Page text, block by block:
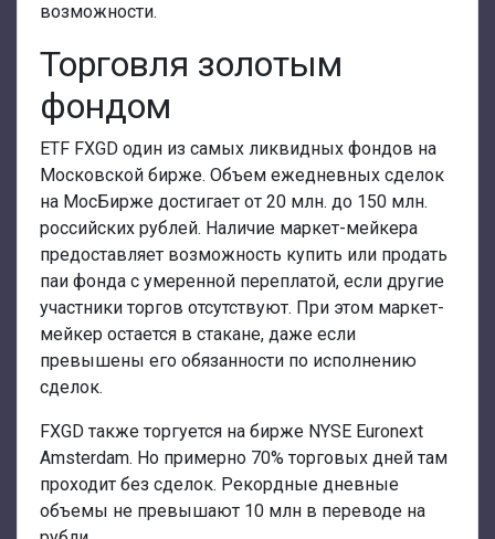
возможности.
Торговля золотым
фондом
ETF FXGD один из самых ликвидных фондов на
Московской бирже. Объем ежедневных сделок
на МосБирже достигает от 20 млн. до 150 млн.
российских рублей. Наличие маркет-мейкера
предоставляет возможность купить или продать
паи фонда с умеренной переплатой, если другие
участники торгов отсутствуют. При этом маркет-
мейкер остается в стакане, даже если
превышены его обязанности по исполнению
сделок.
FXGD также торгуется на бирже NYSE Euronext
Amsterdam. Но примерно 70% торговых дней там
проходит без сделок. Рекордные дневные
объемы не превышают 10 млн в переводе на